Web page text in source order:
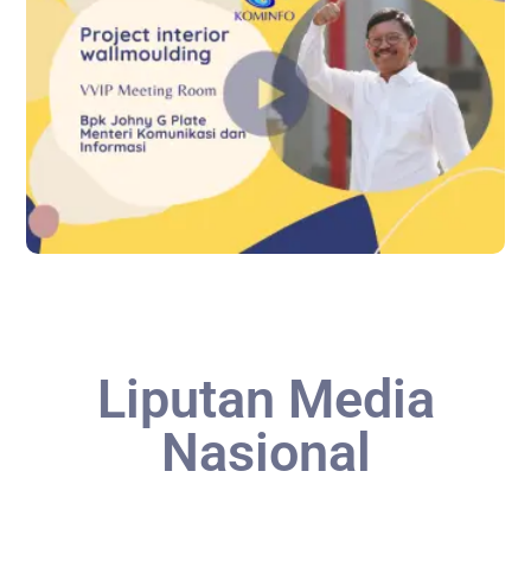
Liputan Media
Nasional